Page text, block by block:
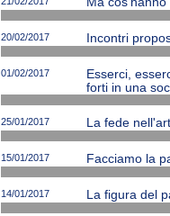
20/02/2017 Incontri
01/02/2017
Esserci,
forti in una
25/01/2017 La fede
15/01/2017 Facciamo la
14/01/2017 La figura del